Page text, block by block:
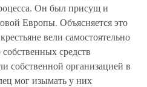
Он был присущ и
Европы. Объясняется это
вели самостоятельно
средств
собственной организацией в
мог изымать у них